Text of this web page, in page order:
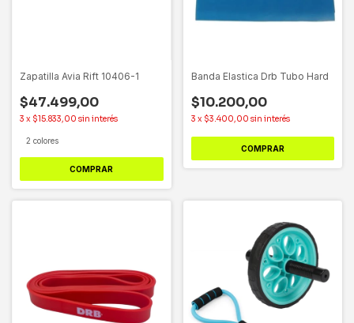
Zapatilla Avia Rift 10406-1
$47.499,00
3 x $15.833,00 sin interés
2 colores
COMPRAR
Banda Elastica Drb Tubo Hard
$10.200,00
3 x $3.400,00 sin interés
COMPRAR